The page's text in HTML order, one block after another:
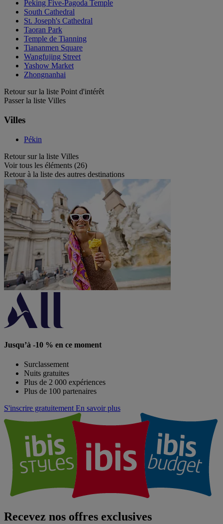
Peking Five-Pagoda Temple
South Cathedral
St. Joseph's Cathedral
Taoran Park
Temple de Tianning
Tiananmen Square
Wangfujing Street
Yashow Market
Zhongnanhai
Retour sur la liste Point d'intérêt
Passer la liste Villes
Villes
Pékin
Retour sur la liste Villes
Voir tous les éléments (26)
Retour à la liste des autres destinations
Jusqu’à -10 % en ce moment
Surclassement
Nuits gratuites
Plus de 2 000 expériences
Plus de 100 partenaires
S'inscrire gratuitement En savoir plus
Recevez nos offres exclusives